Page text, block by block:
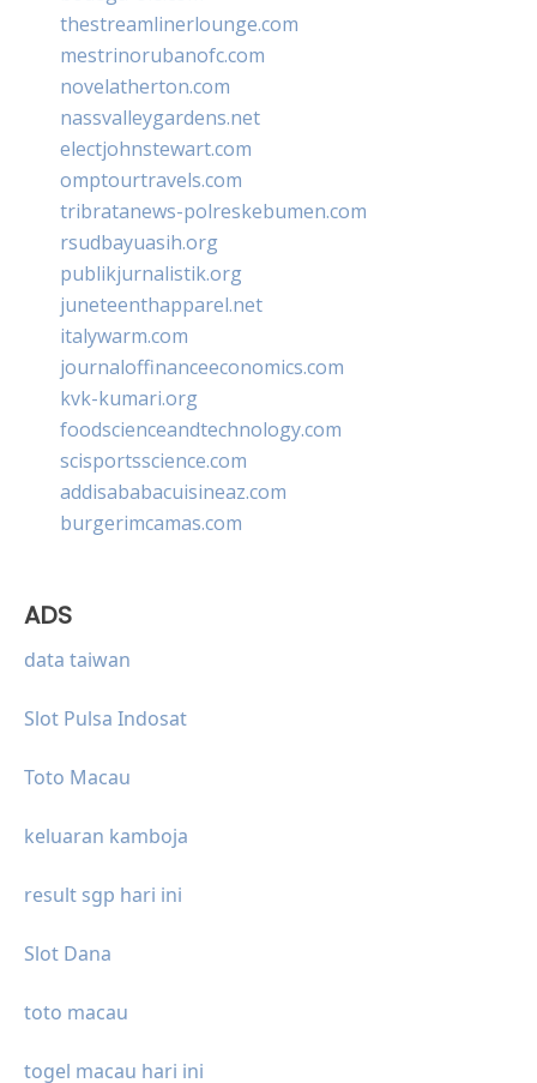
thestreamlinerlounge.com
mestrinorubanofc.com
novelatherton.com
nassvalleygardens.net
electjohnstewart.com
omptourtravels.com
tribratanews-polreskebumen.com
rsudbayuasih.org
publikjurnalistik.org
juneteenthapparel.net
italywarm.com
journaloffinanceeconomics.com
kvk-kumari.org
foodscienceandtechnology.com
scisportsscience.com
addisababacuisineaz.com
burgerimcamas.com
ADS
data taiwan
Slot Pulsa Indosat
Toto Macau
keluaran kamboja
result sgp hari ini
Slot Dana
toto macau
togel macau hari ini